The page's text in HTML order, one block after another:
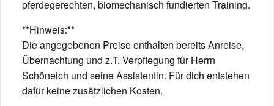
pferdegerechten, biomechanisch fundierten Training.
**Hinweis:**
Die angegebenen Preise enthalten bereits Anreise,
Übernachtung und z.T. Verpflegung für Herrn
Schöneich und seine Assistentin. Für dich entstehen
dafür keine zusätzlichen Kosten.